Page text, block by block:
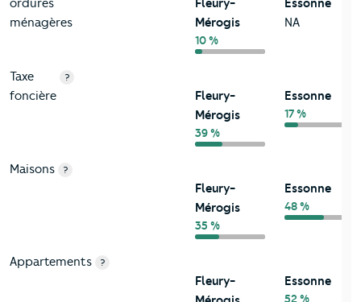
ordures
ménagères
Fleury-
Mérogis
10 %
Essonne
NA
Taxe
foncière
?
Fleury-
Mérogis
39 %
Essonne
17 %
Maisons ?
Fleury-
Mérogis
35 %
Essonne
48 %
Appartements ?
Fleury-
Essonne
52 %